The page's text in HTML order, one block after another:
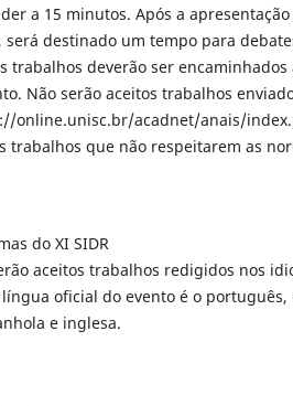
a 15 minutos. Após a
será destinado um tempo para
trabalhos deverão ser
Não serão aceitos trabalhos
online.unisc.br/acadnet/anais/
trabalhos que não respeitarem as
do XI SIDR
aceitos trabalhos redigidos nos
língua oficial do evento é o
e inglesa.